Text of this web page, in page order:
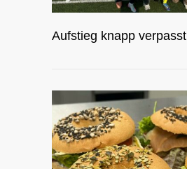
Aufstieg knapp verpasst